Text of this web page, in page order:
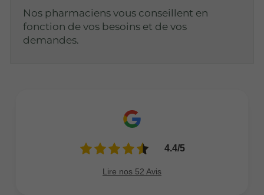
Nos pharmaciens vous conseillent en
fonction de vos besoins et de vos
demandes.